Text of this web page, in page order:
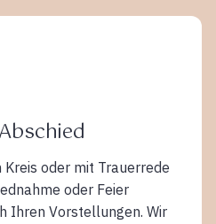
oder mit Trauerrede
oder Feier
Ihren Vorstellungen. Wir